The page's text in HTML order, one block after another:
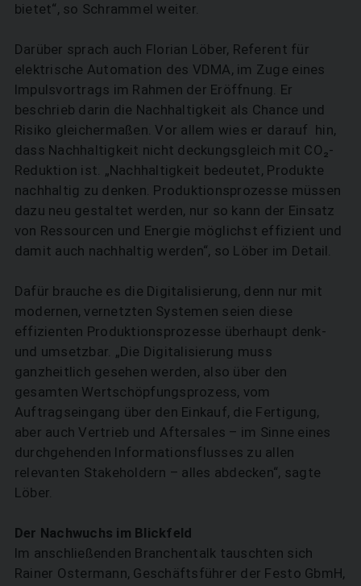
bietet“, so Schrammel weiter.
Darüber sprach auch Florian Löber, Referent für
elektrische Automation des VDMA, im Zuge eines
Impulsvortrags im Rahmen der Eröffnung. Er
beschrieb darin die Nachhaltigkeit als Chance und
Risiko gleichermaßen. Vor allem wies er darauf hin,
dass Nachhaltigkeit nicht deckungsgleich mit CO₂-
Reduktion ist. „Nachhaltigkeit bedeutet, Produkte
nachhaltig zu denken. Produktionsprozesse müssen
dazu neu gestaltet werden, nur so kann der Einsatz
von Ressourcen und Energie möglichst effizient und
damit auch nachhaltig werden“, so Löber im Detail.
Dafür brauche es die Digitalisierung, denn nur mit
modernen, vernetzten Systemen seien diese
effizienten Produktionsprozesse überhaupt denk-
und umsetzbar. „Die Digitalisierung muss
ganzheitlich gesehen werden, also über den
gesamten Wertschöpfungsprozess, vom
Auftragseingang über den Einkauf, die Fertigung,
aber auch Vertrieb und Aftersales – im Sinne eines
durchgehenden Informationsflusses zu allen
relevanten Stakeholdern – alles abdecken“, sagte
Löber.
Der Nachwuchs im Blickfeld
Im anschließenden Branchentalk tauschten sich
Rainer Ostermann, Geschäftsführer der Festo GbmH,